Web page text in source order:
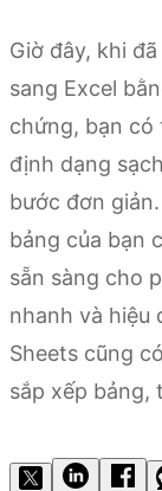
Giờ đây, khi
sang Excel
chứng, bạn có
định dạng
bước đơn
bảng của bạn
sẵn sàng cho
nhanh và hiệu
Sheets cũng
sắp xếp bảng,